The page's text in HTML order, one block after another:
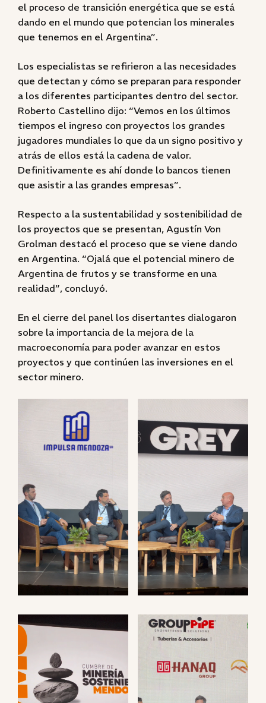
el proceso de transición energética que se está
dando en el mundo que potencian los minerales
que tenemos en el Argentina”.
Los especialistas se refirieron a las necesidades
que detectan y cómo se preparan para responder
a los diferentes participantes dentro del sector.
Roberto Castellino dijo: “Vemos en los últimos
tiempos el ingreso con proyectos los grandes
jugadores mundiales lo que da un signo positivo y
atrás de ellos está la cadena de valor.
Definitivamente es ahí donde lo bancos tienen
que asistir a las grandes empresas”.
Respecto a la sustentabilidad y sostenibilidad de
los proyectos que se presentan, Agustín Von
Grolman destacó el proceso que se viene dando
en Argentina. “Ojalá que el potencial minero de
Argentina de frutos y se transforme en una
realidad”, concluyó.
En el cierre del panel los disertantes dialogaron
sobre la importancia de la mejora de la
macroeconomía para poder avanzar en estos
proyectos y que continúen las inversiones en el
sector minero.